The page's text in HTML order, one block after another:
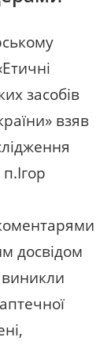
засобів
взяв
досвідом
виникли